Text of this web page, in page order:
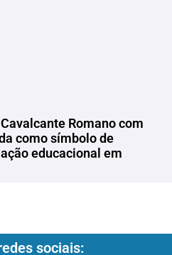
Romano com
como símbolo de
educacional em
sociais: